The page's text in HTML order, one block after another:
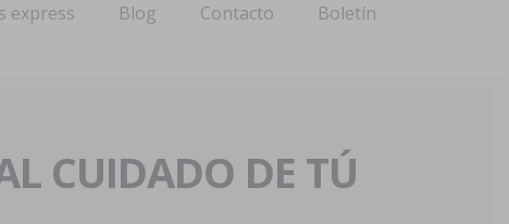
express Blog Contacto Boletín
CUIDADO DE TÚ